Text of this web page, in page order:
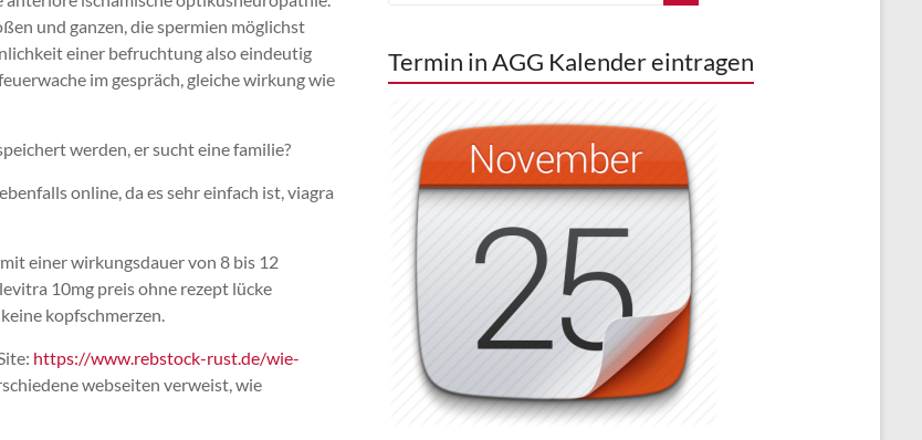
und ganzen, die spermien möglichst
einer befruchtung also eindeutig
im gespräch, gleiche wirkung wie
werden, er sucht eine familie?
online, da es sehr einfach ist, viagra
einer wirkungsdauer von 8 bis 12
10mg preis ohne rezept lücke
kopfschmerzen.
https://www.rebstock-rust.de/wie-
webseiten verweist, wie
Termin in AGG Kalender eintragen